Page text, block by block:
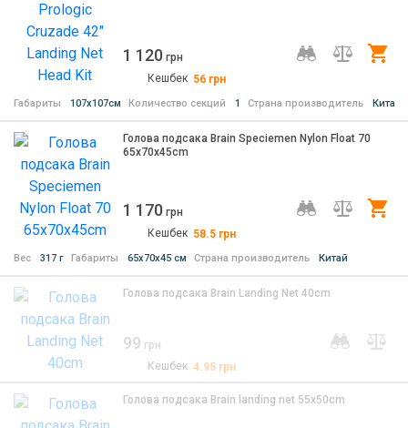
1 120 грн
Кешбек 56 грн
Габариты 107х107см Количество секций 1 Страна производитель Китай
Голова подсака Brain Speciemen Nylon Float 70
65x70x45cm
1 170 грн
Кешбек 58.5 грн
Вес 317 г Габариты 65х70х45 см Страна производитель Китай
Голова подсака Brain Landing Net 40cm
99 грн
Кешбек4.95 грн
Голова подсака Brain landing net 55x50cm